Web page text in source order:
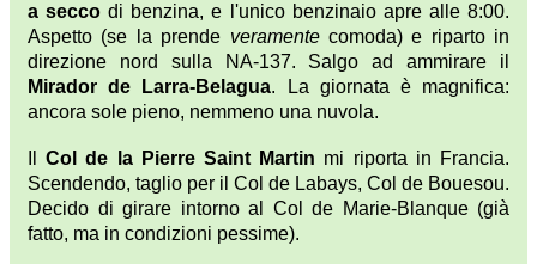
a secco di benzina, e l'unico benzinaio apre alle 8:00.
Aspetto (se la prende veramentecomoda) e riparto in
direzione nord sulla NA-137. Salgo ad ammirare il
Mirador de Larra-Belagua. La giornata è magnifica:
ancora sole pieno, nemmeno una nuvola.
IlCol de la Pierre Saint Martin mi riporta in Francia.
Scendendo, taglio per il Col de Labays, Col de Bouesou.
Decido di girare intorno al Col de Marie-Blanque (già
fatto, ma in condizioni pessime).